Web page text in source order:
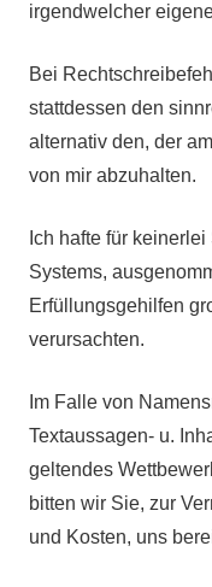
irgendwelcher
Bei
stattdessen den
alternativ den, der
von mir abzuhalten.
Ich hafte für
Systems,
Erfüllungsgehilfen
verursachten.
Im Falle von
Textaussagen- u.
geltendes
bitten wir Sie, zur
und Kosten, uns